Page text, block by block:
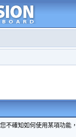
不確知如何使用某項功能